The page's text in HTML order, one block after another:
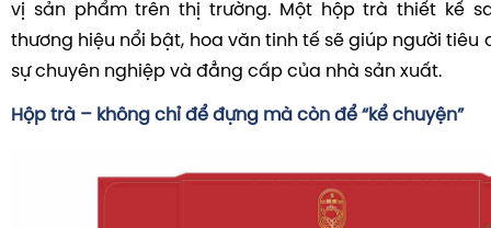
vị sản phẩm trên thị trường. Một hộp trà thiết kế
thương hiệu nổi bật, hoa văn tinh tế sẽ giúp người tiêu
sự chuyên nghiệp và đẳng cấp của nhà sản xuất.
Hộp trà – không chỉ để đựng mà còn để “kể chuyện”